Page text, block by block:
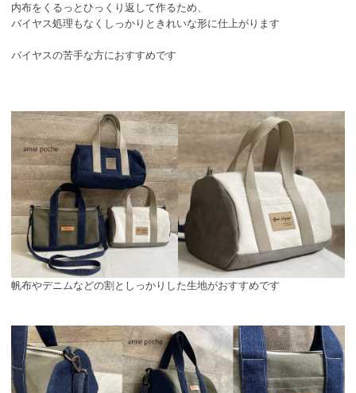
内布をくるっとひっくり返して作るため、
バイヤス処理もなくしっかりときれいな形に仕上がります
バイヤスの苦手な方におすすめです
帆布やデニムなどの割としっかりした生地がおすすめです